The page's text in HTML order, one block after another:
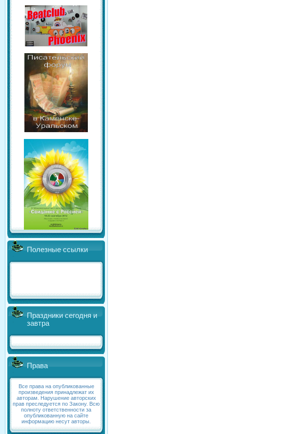
Полезные ссылки
Праздники сегодня и
завтра
Права
Все права на опубликованные
произведения принадлежат их
авторам. Нарушение авторских
прав преследуется по Закону. Всю
полноту ответственности за
опубликованную на сайте
информацию несут авторы.